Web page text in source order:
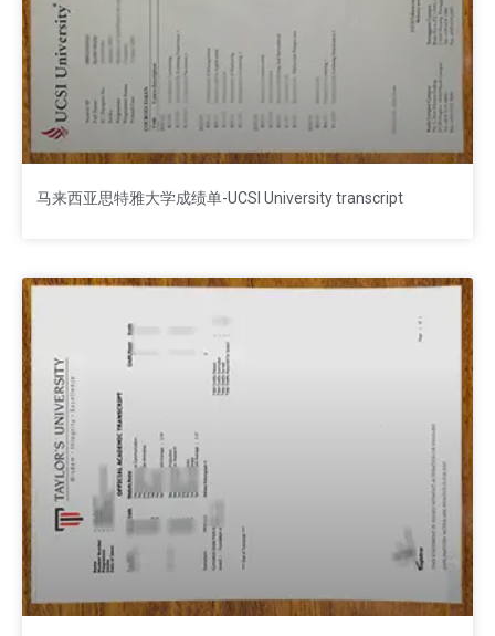
马来西亚思特雅大学成绩单-UCSI University transcript